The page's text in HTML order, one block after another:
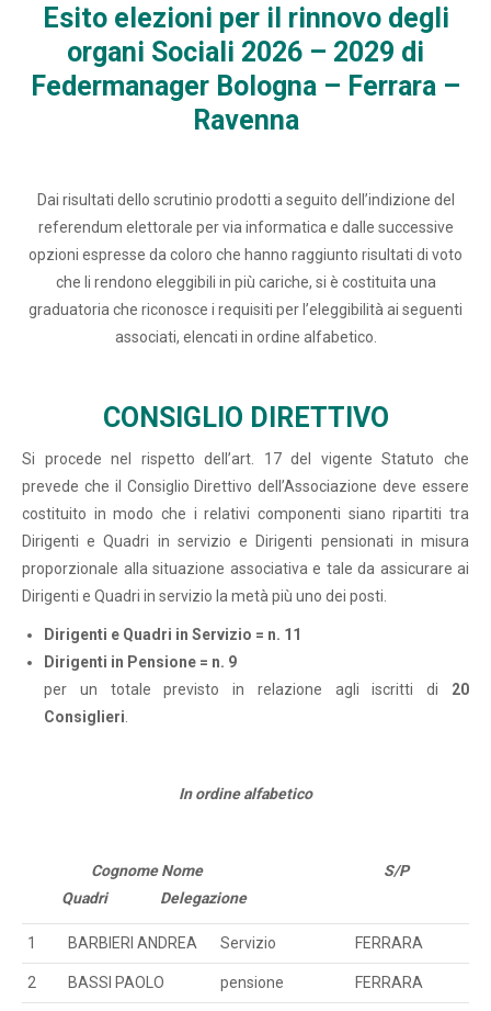
Esito elezioni per il rinnovo degli
organi Sociali 2026 – 2029 di
Federmanager Bologna – Ferrara –
Ravenna
Dai risultati dello scrutinio prodotti a seguito dell’indizione del
referendum elettorale per via informatica e dalle successive
opzioni espresse da coloro che hanno raggiunto risultati di voto
che li rendono eleggibili in più cariche, si è costituita una
graduatoria che riconosce i requisiti per l’eleggibilità ai seguenti
associati, elencati in ordine alfabetico.
CONSIGLIO DIRETTIVO
Si procede nel rispetto dell’art. 17 del vigente Statuto che
prevede che il Consiglio Direttivo dell’Associazione deve essere
costituito in modo che i relativi componenti siano ripartiti tra
Dirigenti e Quadri in servizio e Dirigenti pensionati in misura
proporzionale alla situazione associativa e tale da assicurare ai
Dirigenti e Quadri in servizio la metà più uno dei posti.
Dirigenti e Quadri in Servizio = n. 11
Dirigenti in Pensione = n. 9
per un totale previsto in relazione agli iscritti di 20
Consiglieri
In ordine alfabetico
Cognome Nome S/P
Quadri Delegazione
1 BARBIERI ANDREA Servizio FERRARA
2 BASSI PAOLO pensione FERRARA